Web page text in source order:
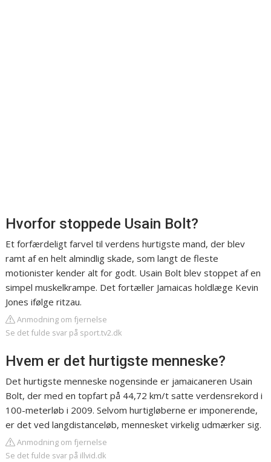
Hvorfor stoppede Usain Bolt?
Et forfærdeligt farvel til verdens hurtigste mand, der blev
ramt af en helt almindlig skade, som langt de fleste
motionister kender alt for godt. Usain Bolt blev stoppet af en
simpel muskelkrampe. Det fortæller Jamaicas holdlæge Kevin
Jones ifølge ritzau.
Anmodning om fjernelse
Se det fulde svar på sport.tv2.dk
Hvem er det hurtigste menneske?
Det hurtigste menneske nogensinde er jamaicaneren Usain
Bolt, der med en topfart på 44,72 km/t satte verdensrekord i
100-meterløb i 2009. Selvom hurtigløberne er imponerende,
er det ved langdistanceløb, mennesket virkelig udmærker sig.
Anmodning om fjernelse
Se det fulde svar på illvid.dk